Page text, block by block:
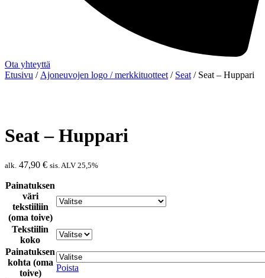
Ota yhteyttä
Etusivu / Ajoneuvojen logo / merkkituotteet / Seat / Seat – Huppari
Seat – Huppari
alk. 47,90 € sis. ALV 25,5%
Painatuksen
väri
tekstiiliin
(oma toive)
Tekstiilin
koko
Painatuksen
kohta (oma
toive)
Poista